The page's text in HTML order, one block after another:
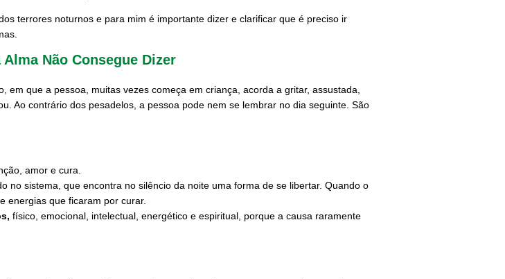
terrores noturnos e para mim é importante dizer e clarificar que é preciso ir
Não Consegue Dizer
que a pessoa, muitas vezes começa em criança, acorda a gritar, assustada,
Ao contrário dos pesadelos, a pessoa pode nem se lembrar no dia seguinte. São
amor e cura.
no sistema, que encontra no silêncio da noite uma forma de se libertar. Quando o
energias que ficaram por curar.
físico, emocional, intelectual, energético e espiritual, porque a causa raramente